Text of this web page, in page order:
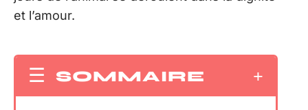
et l’amour.
SOMMAIRE